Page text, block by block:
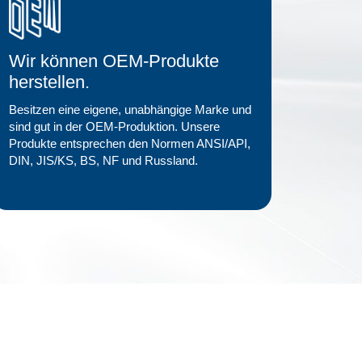
Wir können OEM-Produkte
herstellen.
Besitzen eine eigene, unabhängige Marke und
sind gut in der OEM-Produktion. Unsere
Produkte entsprechen den Normen ANSI/API,
DIN, JIS/KS, BS, NF und Russland.